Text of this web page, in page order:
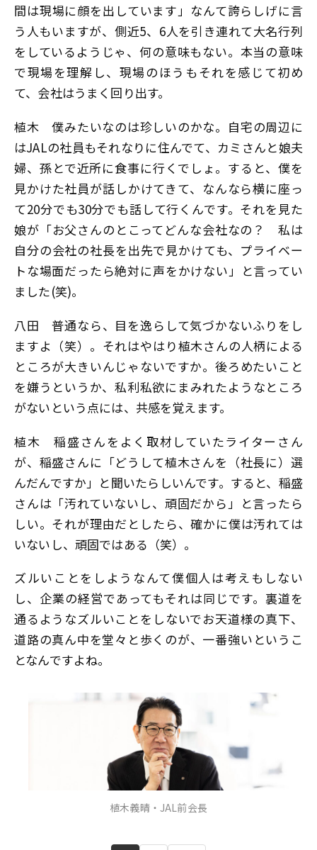
間は現場に顔を出しています」なんて誇らしげに言
う人もいますが、側近5、6人を引き連れて大名行列
をしているようじゃ、何の意味もない。本当の意味
で現場を理解し、現場のほうもそれを感じて初め
て、会社はうまく回り出す。
植木 僕みたいなのは珍しいのかな。自宅の周辺に
はJALの社員もそれなりに住んでて、カミさんと娘夫
婦、孫とで近所に食事に行くでしょ。すると、僕を
見かけた社員が話しかけてきて、なんなら横に座っ
て20分でも30分でも話して行くんです。それを見た
娘が「お父さんのとこってどんな会社なの？ 私は
自分の会社の社長を出先で見かけても、プライベー
トな場面だったら絶対に声をかけない」と言ってい
ました(笑)。
八田 普通なら、目を逸らして気づかないふりをし
ますよ（笑）。それはやはり植木さんの人柄による
ところが大きいんじゃないですか。後ろめたいこと
を嫌うというか、私利私欲にまみれたようなところ
がないという点には、共感を覚えます。
植木 稲盛さんをよく取材していたライターさん
が、稲盛さんに「どうして植木さんを（社長に）選
んだんですか」と聞いたらしいんです。すると、稲盛
さんは「汚れていないし、頑固だから」と言ったら
しい。それが理由だとしたら、確かに僕は汚れては
いないし、頑固ではある（笑）。
ズルいことをしようなんて僕個人は考えもしない
し、企業の経営であってもそれは同じです。裏道を
通るようなズルいことをしないでお天道様の真下、
道路の真ん中を堂々と歩くのが、一番強いというこ
となんですよね。
植木義晴・JAL前会長